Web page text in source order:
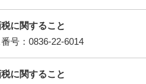
に関すること
号：0836-22-6014
に関すること